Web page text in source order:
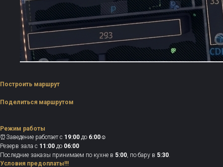
Построить маршрут
Поделиться маршрутом
Режим работы
⏰Заведение работает с 19:00 до 6:00☺️
Резерв зала с 11:00 до 06:00
Последние заказы принимаем по кухне в 5:00, по бару в 5:30.
Условия предоплаты!!!